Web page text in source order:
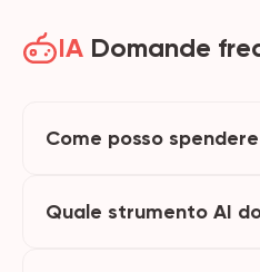
IA Domande
Come posso
Quale strumento AI